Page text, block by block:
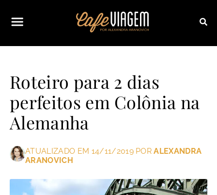
Roteiro para 2 dias
perfeitos em Colônia na
Alemanha
ATUALIZADO EM 14/11/2019 PORALEXANDRA
ARANOVICH